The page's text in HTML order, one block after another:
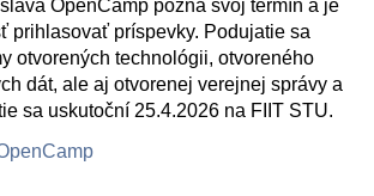
OpenCamp pozná svoj termín a je
prihlasovať príspevky. Podujatie sa
otvorených technológii, otvoreného
dát, ale aj otvorenej verejnej správy a
sa uskutoční 25.4.2026 na FIIT STU.